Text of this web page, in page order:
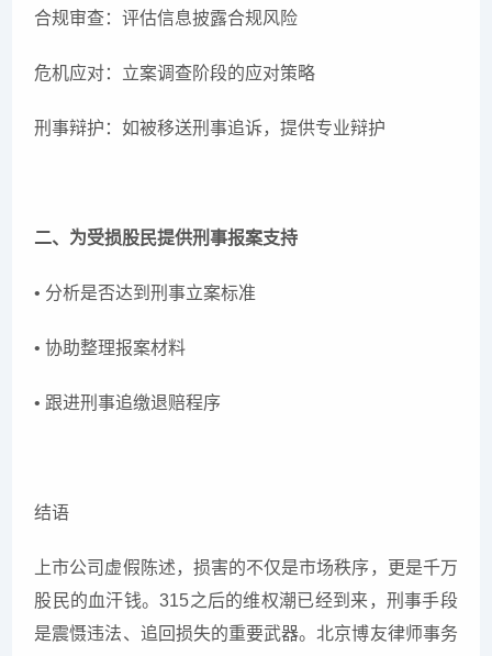
合规审查：评估信息披露合规风险
危机应对：立案调查阶段的应对策略
刑事辩护：如被移送刑事追诉，提供专业辩护
二、为受损股民提供刑事报案支持
• 分析是否达到刑事立案标准
• 协助整理报案材料
• 跟进刑事追缴退赔程序
结语
上市公司虚假陈述，损害的不仅是市场秩序，更是千万
股民的血汗钱。315之后的维权潮已经到来，刑事手段
是震慑违法、追回损失的重要武器。北京博友律师事务